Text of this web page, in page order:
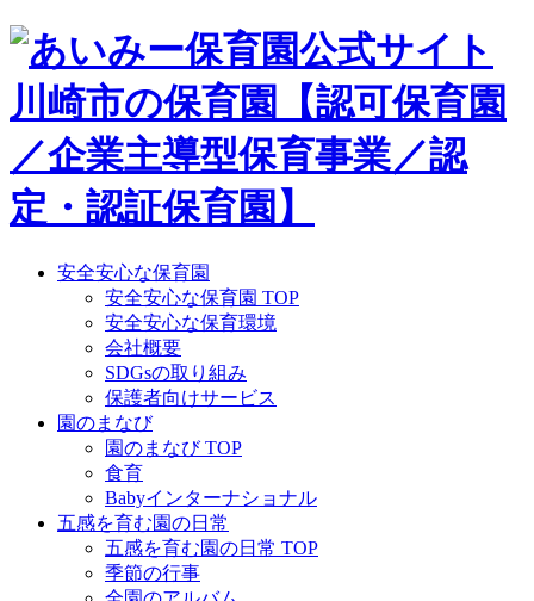
Skip
content
安全安心な保育園
安全安心な保育園 TOP
安全安心な保育環境
会社概要
SDGsの取り組み
保護者向けサービス
園のまなび
園のまなび TOP
食育
Babyインターナショナル
五感を育む園の日常
五感を育む園の日常 TOP
季節の行事